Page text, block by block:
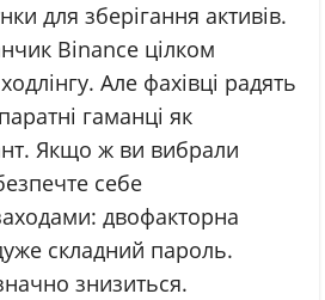
для зберігання активів.
Вinance цілком
Але фахівці радять
гаманці як
Якщо ж ви вибрали
себе
двофакторна
складний пароль.
знизиться.